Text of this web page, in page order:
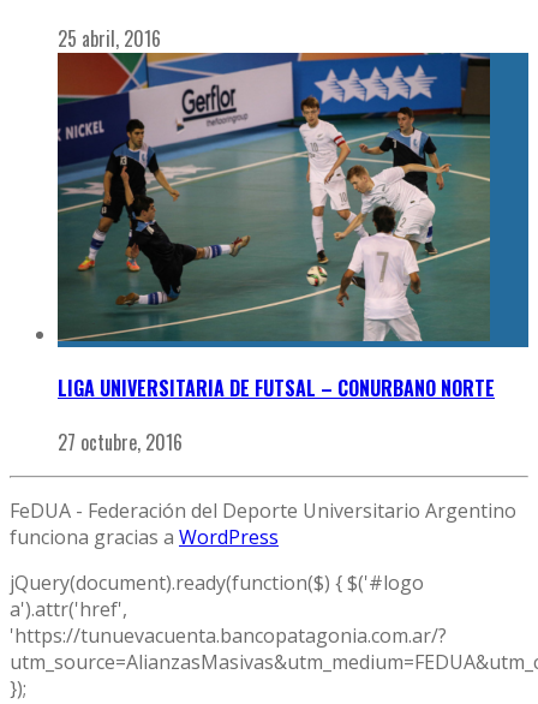
25 abril, 2016
LIGA UNIVERSITARIA DE FUTSAL – CONURBANO NORTE
27 octubre, 2016
FeDUA - Federación del Deporte Universitario Argentino
funciona gracias a WordPress
jQuery(document).ready(function($) { $('#logo
a').attr('href',
'https://tunuevacuenta.bancopatagonia.com.ar/?
});